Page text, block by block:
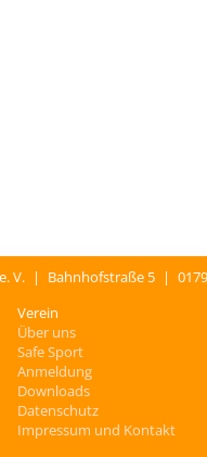
V. | Bahnhofstraße 5 |
Verein
Über uns
Safe Sport
Anmeldung
Downloads
Datenschutz
Impressum und Kontakt